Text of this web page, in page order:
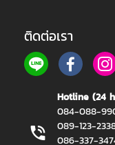
ติดต่อเรา
Hotline (24
084-088-
089-123-
086-337-